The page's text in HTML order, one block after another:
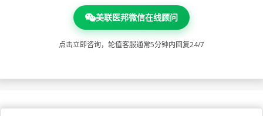
美联医邦微信在线顾问
点击立即咨询，轮值客服通常5分钟内回复24/7